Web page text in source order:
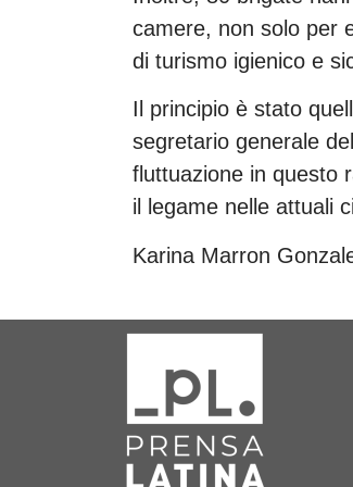
camere, non solo per
di turismo igienico e
Il principio è stato
segretario generale
fluttuazione in questo
il legame nelle attuali
Karina Marron